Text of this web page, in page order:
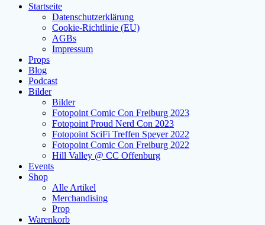
Startseite
Datenschutzerklärung
Cookie-Richtlinie (EU)
AGBs
Impressum
Props
Blog
Podcast
Bilder
Bilder
Fotopoint Comic Con Freiburg 2023
Fotopoint Proud Nerd Con 2023
Fotopoint SciFi Treffen Speyer 2022
Fotopoint Comic Con Freiburg 2022
Hill Valley @ CC Offenburg
Events
Shop
Alle Artikel
Merchandising
Prop
Warenkorb